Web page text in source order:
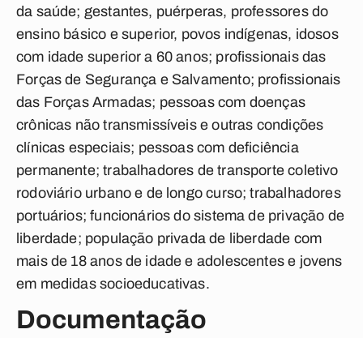
da saúde; gestantes, puérperas, professores do
ensino básico e superior, povos indígenas, idosos
com idade superior a 60 anos; profissionais das
Forças de Segurança e Salvamento; profissionais
das Forças Armadas; pessoas com doenças
crônicas não transmissíveis e outras condições
clínicas especiais; pessoas com deficiência
permanente; trabalhadores de transporte coletivo
rodoviário urbano e de longo curso; trabalhadores
portuários; funcionários do sistema de privação de
liberdade; população privada de liberdade com
mais de 18 anos de idade e adolescentes e jovens
em medidas socioeducativas.
Documentação